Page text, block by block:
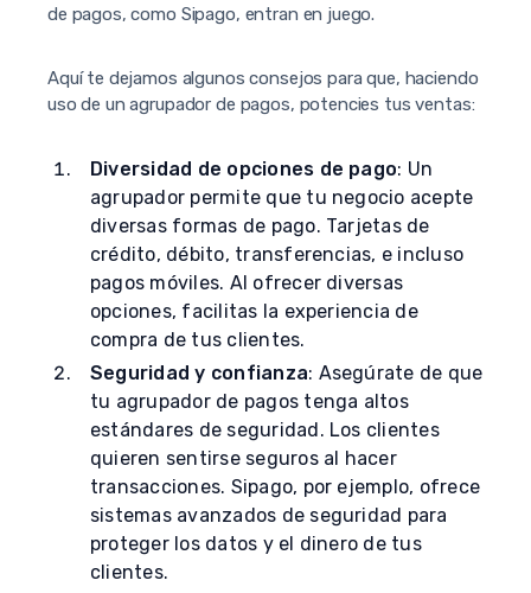
de pagos, como Sipago, entran en juego.
Aquí te dejamos algunos consejos para que, haciendo
uso de un agrupador de pagos, potencies tus ventas:
Diversidad de opciones de pago: Un
agrupador permite que tu negocio acepte
diversas formas de pago. Tarjetas de
crédito, débito, transferencias, e incluso
pagos móviles. Al ofrecer diversas
opciones, facilitas la experiencia de
compra de tus clientes.
Seguridad y confianza: Asegúrate de que
tu agrupador de pagos tenga altos
estándares de seguridad. Los clientes
quieren sentirse seguros al hacer
transacciones. Sipago, por ejemplo, ofrece
sistemas avanzados de seguridad para
proteger los datos y el dinero de tus
clientes.